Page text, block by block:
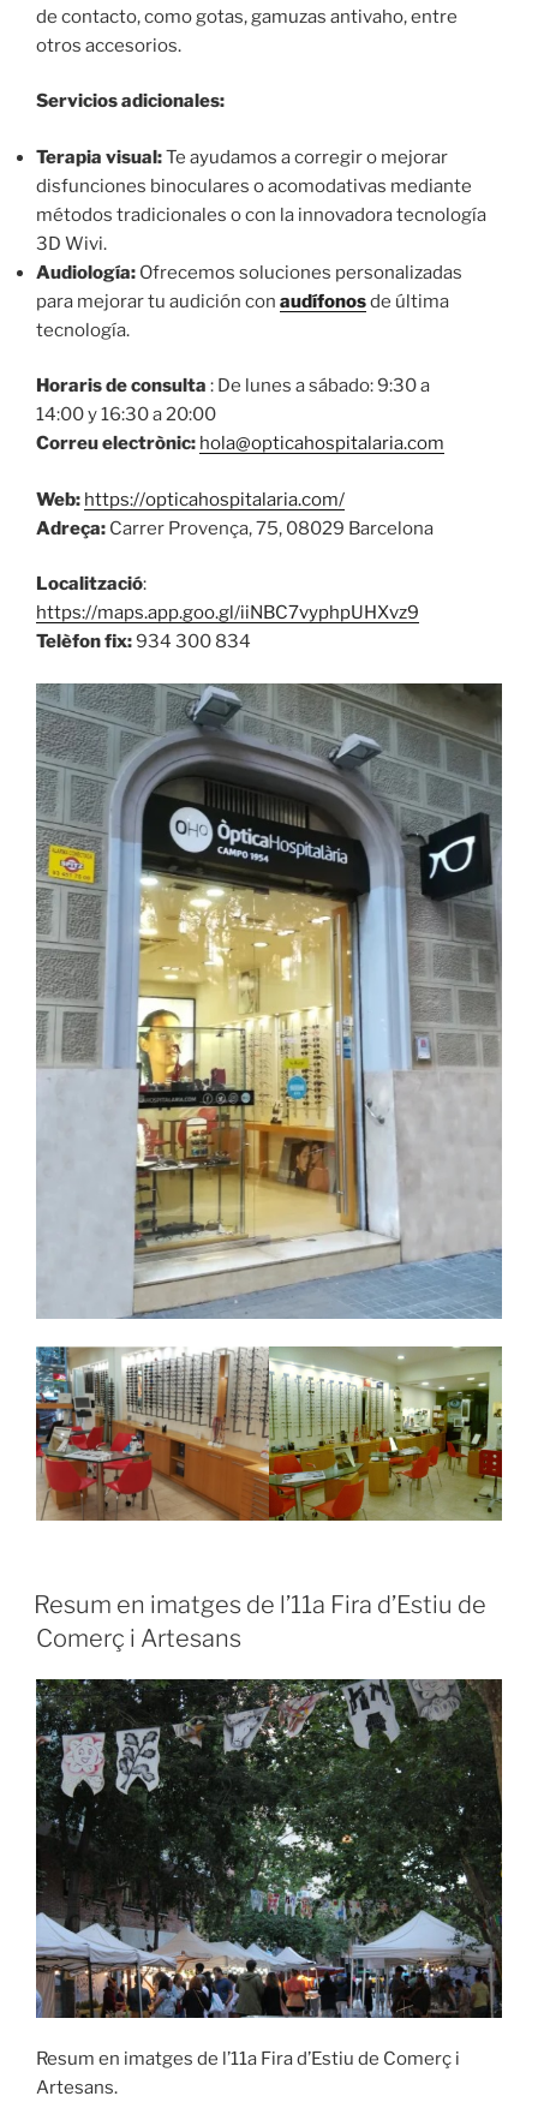
de contacto, como gotas, gamuzas antivaho, entre
otros accesorios.
Servicios adicionales:
Terapia visual:Te ayudamos a corregir o mejorar
disfunciones binoculares o acomodativas mediante
métodos tradicionales o con la innovadora tecnología
3D Wivi.
Audiología: Ofrecemos soluciones personalizadas
para mejorar tu audición con audífonosde última
tecnología.
Horaris de consulta : De lunes a sábado: 9:30 a
14:00 y 16:30 a 20:00
Correu electrònic: hola@opticahospitalaria.com
Web: https://opticahospitalaria.com/
Adreça: Carrer Provença, 75, 08029 Barcelona
Localització:
https://maps.app.goo.gl/iiNBC7vyphpUHXvz9
Telèfon fix:934 300 834
PUBLICADO
EL
Resum en imatges de l’11a Fira d’Estiu de
Comerç i Artesans
Resum en imatges de l’11a Fira d’Estiu de Comerç i
Artesans.